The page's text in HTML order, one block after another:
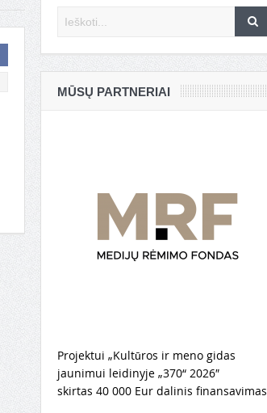
MŪSŲ PARTNERIAI
Projektui „Kultūros ir meno gidas
jaunimui leidinyje „370“ 2026″
skirtas 40 000 Eur dalinis finansavimas